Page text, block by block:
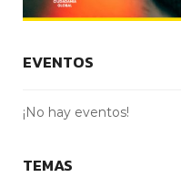
EVENTOS
¡No hay eventos!
TEMAS